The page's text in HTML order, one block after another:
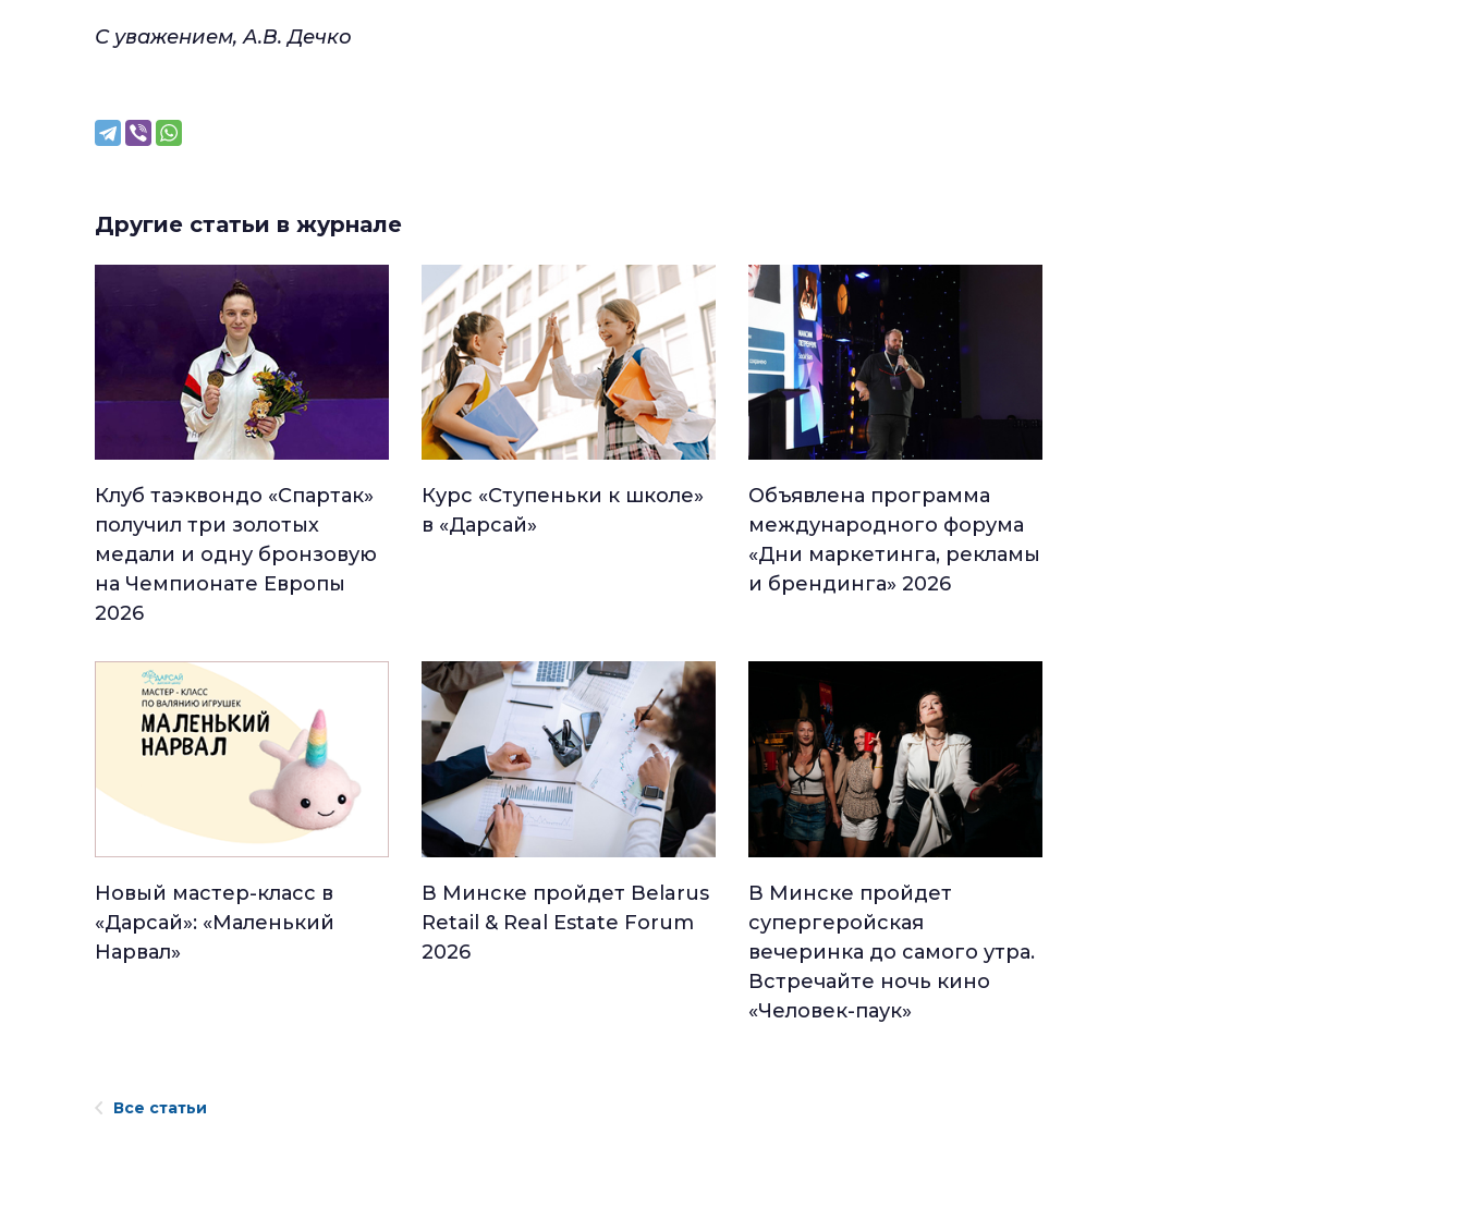
С уважением, А.В. Дечко
Другие статьи в журнале
Клуб таэквондо «Спартак»
получил три золотых
медали и одну бронзовую
на Чемпионате Европы
2026
Курс «Ступеньки к школе»
в «Дарсай»
Объявлена программа
международного форума
«Дни маркетинга, рекламы
и брендинга» 2026
Новый мастер-класс в
«Дарсай»: «Маленький
Нарвал»
В Минске пройдет Belarus
Retail & Real Estate Forum
2026
В Минске пройдет
супергеройская
вечеринка до самого утра.
Встречайте ночь кино
«Человек-паук»
Все статьи